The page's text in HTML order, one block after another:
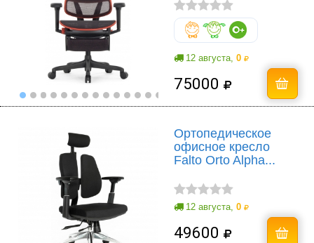
12 августа, 0
75000
Ортопедическое
офисное кресло
Falto Orto Alpha...
12 августа, 0
49600